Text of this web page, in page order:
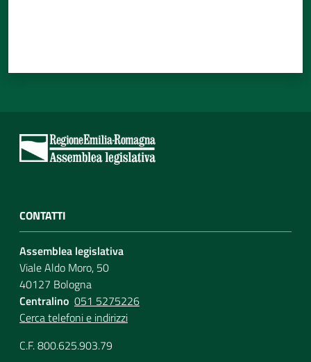
CONTATTI
Assemblea legislativa
Viale Aldo Moro, 50
40127 Bologna
Centralino 051 5275226
Cerca telefoni e indirizzi
C.F. 800.625.903.79